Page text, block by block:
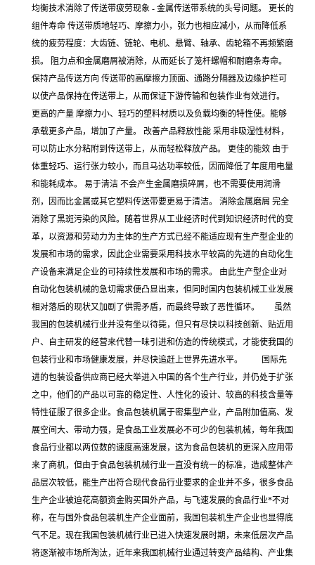
均衡技术消除了传送带疲劳现象 - 金属传送带系统的头号问题。 更长的
组件寿命 传送带质地轻巧、摩擦力小，张力也相应减小，从而降低系
统的疲劳程度：大齿链、链轮、电机、悬臂、轴承、齿轮箱不再频繁磨
损。 阻力点和金属磨屑被消除，从而延长了笼杆螺帽和耐磨条寿命。
保持产品传送方向 传送带的高摩擦力顶面、通路分隔器及边缘护栏可
以使产品保持在传送带上，从而保证下游传输和包装作业有效进行。
更高的产量 摩擦力小、轻巧的塑料材质以及负载均衡的特性使。能够
承载更多产品，增加了产量。 改善产品释放性能 采用非吸湿性材料，
可以防止水分粘附到传送带上，从而轻松释放产品。 更佳的能效 由于
体重轻巧、运行张力较小，而且马达功率较低，因而降低了年度用电量
和能耗成本。 易于清洁 不会产生金属磨损碎屑，也不需要使用润滑
剂，因而比金属或其它塑料传送带要更易于清洁。 消除金属磨屑 完全
消除了黑斑污染的风险。随着世界从工业经济时代到知识经济时代的变
革，以资源和劳动力为主体的生产方式已经不能适应现有生产型企业的
发展和市场的需求，因此企业需要采用科技水平较高的先进的自动化生
产设备来满足企业的可持续性发展和市场的需求。 由此生产型企业对
自动化包装机械的急切需求便凸显出来，但同时国内包装机械工业发展
相对落后的现状又加剧了供需矛盾，而最终导致了恶性循环。 虽然
我国的包装机械行业并没有坐以待毙，但只有尽快以科技创新、贴近用
户、自主研发的经营来代替一味引进和仿造的传统模式，才能使我国的
包装行业和市场健康发展，并尽快追赶上世界先进水平。 国际先
进的包装设备供应商已经大举进入中国的各个生产行业，并仍处于扩张
之中，他们的产品以可靠的稳定性、人性化的设计、较高的科技含量等
特性征服了很多企业。食品包装机属于密集型产业，产品附加值高、发
展空间大、带动力强，是食品工业发展必不可少的包装机械，每年我国
食品行业都以两位数的速度高速发展，这为食品包装机的更深入应用带
来了商机，但由于食品包装机械行业一直没有统一的标准，造成整体产
品层次较低，能生产出符合现代食品行业要求的企业并不多，很多食品
生产企业被迫花高额资金购买国外产品，与飞速发展的食品行业*不对
称，在与国外食品包装机生产企业面前，我国包装机生产企业也显得底
气不足。现在我国包装机械行业已进入快速发展时期，未来低层次产品
将逐渐被市场所淘汰，近年来我国机械行业通过转变产品结构、产业集